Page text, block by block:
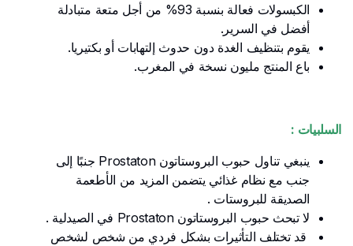
الكبسولات فعالة بنسبة 93% من أجل متعة متبادلة
أفضل في السرير.
يقوم بتنظيف الغدة دون حدوث إلتهابات أو بكتيريا.
باع المنتج مليون نسخة في المغرب.
السلبيات :
ينبغي تناول حبوب البروستاتون Prostaton جنبًا إلى
جنب مع نظام غذائي يتضمن المزيد من الأطعمة
الصديقة للبروستات .
لا تبحث حبوب البروستاتون Prostaton في الصيدلية .
قد تختلف التأثيرات بشكل فردي من شخص لشخص